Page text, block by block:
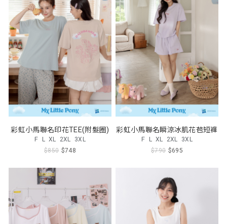
彩虹小馬聯名印花TEE(附髮圈)
F L XL 2XL 3XL
$850 $748
彩虹小馬聯名瞬涼冰肌花苞短褲
F L XL 2XL 3XL
$790 $695